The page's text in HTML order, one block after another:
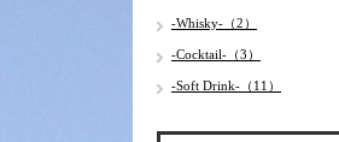
-Whisky-（2）
-Cocktail-（3）
-Soft Drink-（11）